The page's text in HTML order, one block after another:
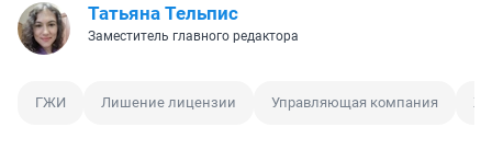
Татьяна Тельпис
Заместитель главного редактора
ГЖИ Лишение лицензии Управляющая компания